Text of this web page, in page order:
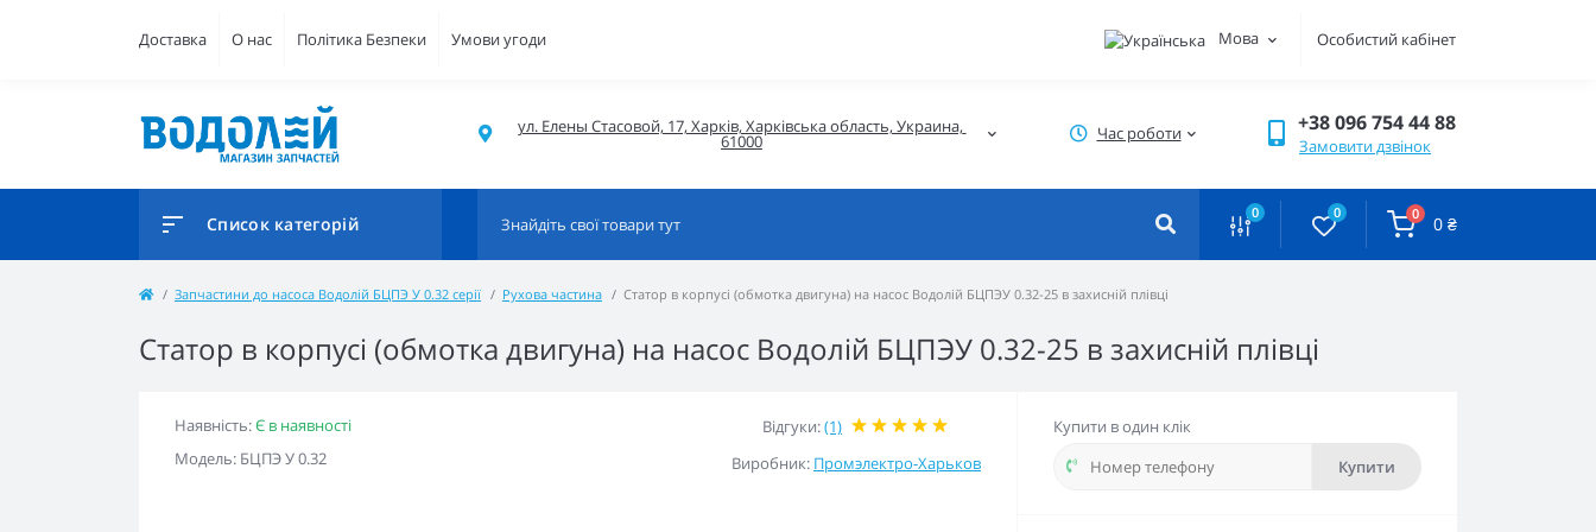
Доставка О нас Політика Безпеки Умови угоди Мова Особистий кабінет
ул. Елены Стасовой, 17, Харків, Харківська область, Украина,
61000 Час роботи +38 096 754 44 88
Замовити дзвінок
Список категорій 0 0 0 0 ₴
Запчастини до насоса Водолій БЦПЭ У 0.32 серії Рухова частина Статор в корпусі (обмотка двигуна) на насос Водолій БЦПЭУ 0.32-25 в захисній плівці
Статор в корпусі (обмотка двигуна) на насос Водолій БЦПЭУ 0.32-25 в захисній плівці
Наявність:Є в наявності
Модель: БЦПЭ У 0.32
Відгуки:(1)
Виробник: Промэлектро-Харьков
Купити в один клік
Купити